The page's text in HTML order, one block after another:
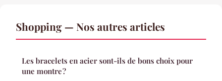
Shopping — Nos autres articles
Les bracelets en acier sont-ils de bons choix pour
une montre ?